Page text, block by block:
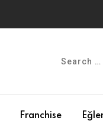
Franchise